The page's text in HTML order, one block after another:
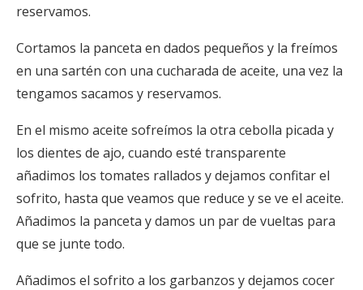
reservamos.
Cortamos la panceta en dados pequeños y la freímos
en una sartén con una cucharada de aceite, una vez la
tengamos sacamos y reservamos.
En el mismo aceite sofreímos la otra cebolla picada y
los dientes de ajo, cuando esté transparente
añadimos los tomates rallados y dejamos confitar el
sofrito, hasta que veamos que reduce y se ve el aceite.
Añadimos la panceta y damos un par de vueltas para
que se junte todo.
Añadimos el sofrito a los garbanzos y dejamos cocer